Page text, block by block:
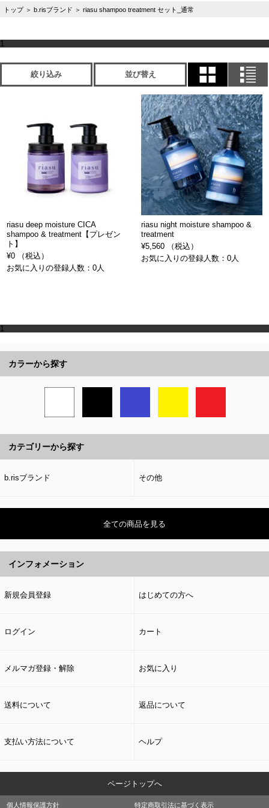
トップ ＞ b.risブランド ＞ riasu shampoo treatment セット_通常
1
絞り込み 並び替え
riasu deep moisture CICA
shampoo & treatment【プレゼン
ト】
¥0 （税込）
お気に入りの登録人数：0人
riasu night moisture shampoo &
treatment
¥5,560 （税込）
お気に入りの登録人数：0人
1
カラーから探す
カテゴリーから探す
b.risブランド その他
全ての商品を見る
インフォメーション
新規会員登録 はじめての方へ
ログイン カート
メルマガ登録・解除 お気に入り
送料について 返品について
支払い方法について ヘルプ
ページトップへ
個人情報保護方針 特定商取引法に基づく表示